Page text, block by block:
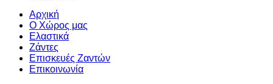
Αρχική
Ο Χώρος μας
Ελαστικά
Ζάντες
Επισκευές Ζαντών
Επικοινωνία